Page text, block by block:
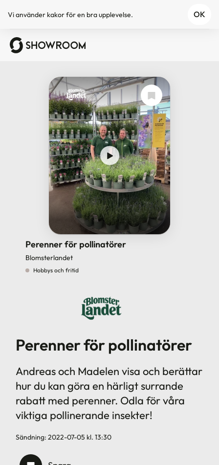
Perenner för pollinatörer
Blomsterlandet
Hobbys och fritid
Perenner för pollinatörer
Andreas och Madelen visa och berättar
hur du kan göra en härligt surrande
rabatt med perenner. Odla för våra
viktiga pollinerande insekter!
Sändning: 2022-07-05 kl. 13:30
Vi använder kakorför en bra upplevelse. OK